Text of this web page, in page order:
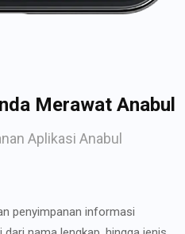
Merawat Anabul
Aplikasi Anabul
penyimpanan informasi